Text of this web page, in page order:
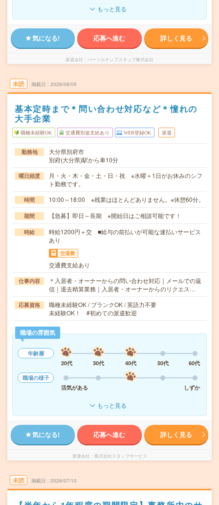
もっと見る
気になる! 応募へ進む 詳しく見る
派遣会社 パーソルテンプスタッフ株式会社
未読 掲載日 2026/08/05
基本定時まで＊問い合わせ対応など＊憧れの
大手企業
職種未経験OK 交通費別途支給あり WEB登録OK 派遣
勤務地
大分県別府市
別府(大分県)駅から車10分
曜日頻度
月・火・木・金・土・日・祝 ※水曜＋1日がお休みのシフ
ト勤務です。
時間 10:00～18:00 ※残業はほとんどありません。※休憩60分。
期間 【急募】即日～長期 ※開始日はご相談可能です！
時給
時給1200円＋交 ■給与の前払いが可能な速払いサービス
あり
交通費
交通費支給あり
仕事内容
＊入居者・オーナーからの問い合わせ対応｜メールでの返
信｜退去精算業務｜入居者・オーナーからのリクエス…
応募資格
職種未経験OK / ブランクOK / 英語力不要
未経験OK！ #初めての派遣歓迎
職場の雰囲気
年齢層
20代
30代 40代 50代
60代
職場の様子
活気がある
しずか
もっと見る
気になる! 応募へ進む 詳しく見る
派遣会社 株式会社スタッフサービス
未読 掲載日 2026/07/10